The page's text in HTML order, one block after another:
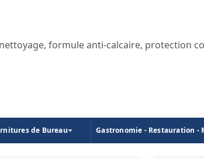
formule anti-calcaire, protection
de Bureau Gastronomie - Restauration -